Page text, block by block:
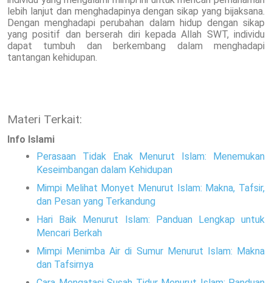
lebih lanjut dan menghadapinya dengan sikap yang bijaksana.
Dengan menghadapi perubahan dalam hidup dengan sikap
yang positif dan berserah diri kepada Allah SWT, individu
dapat tumbuh dan berkembang dalam menghadapi
tantangan kehidupan.
Materi Terkait:
Info Islami
Perasaan Tidak Enak Menurut Islam: Menemukan
Keseimbangan dalam Kehidupan
Mimpi Melihat Monyet Menurut Islam: Makna, Tafsir,
dan Pesan yang Terkandung
Hari Baik Menurut Islam: Panduan Lengkap untuk
Mencari Berkah
Mimpi Menimba Air di Sumur Menurut Islam: Makna
dan Tafsirnya